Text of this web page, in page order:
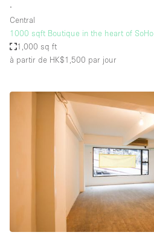
∙
Central
1000 sqft Boutique in the heart of SoHo
1,000 sq ft
à partir de HK$1,500 par jour